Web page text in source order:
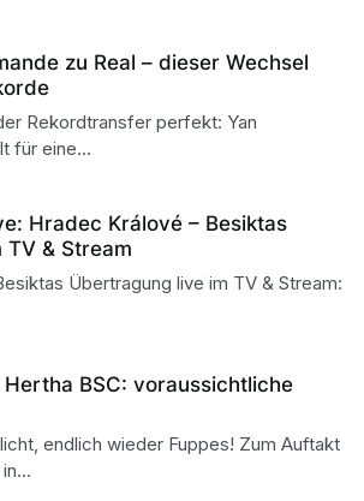
zu Real – dieser Wechsel
Rekordtransfer perfekt: Yan
für eine...
Hradec Králové – Besiktas
& Stream
Übertragung live im TV & Stream:
BSC: voraussichtliche
endlich wieder Fuppes! Zum Auftakt